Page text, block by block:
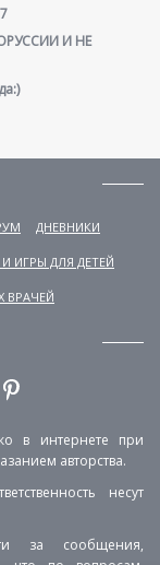
И НЕ
ДНЕВНИКИ
ИГРЫ ДЛЯ ДЕТЕЙ
ВРАЧЕЙ
в интернете при
авторства.
несут
за сообщения,